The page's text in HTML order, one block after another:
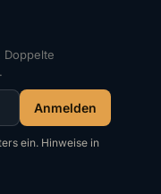
Doppelte
Anmelden
ein. Hinweise in